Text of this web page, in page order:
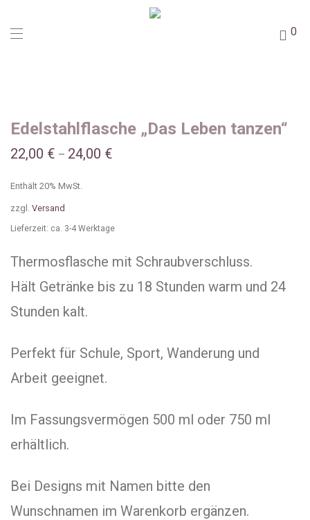
0
Edelstahlflasche „Das Leben tanzen“
22,00 € – 24,00 €
Enthält 20% MwSt.
zzgl. Versand
Lieferzeit: ca. 3-4 Werktage
Thermosflasche mit Schraubverschluss.
Hält Getränke bis zu 18 Stunden warm und 24
Stunden kalt.
Perfekt für Schule, Sport, Wanderung und
Arbeit geeignet.
Im Fassungsvermögen 500 ml oder 750 ml
erhältlich.
Bei Designs mit Namen bitte den
Wunschnamen im Warenkorb ergänzen.